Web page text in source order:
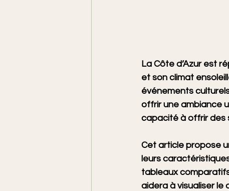
La Côte d’Azur est
et son climat
événements
offrir une ambiance
capacité à offrir des
Cet article propose
leurs
tableaux
aidera à visualiser le